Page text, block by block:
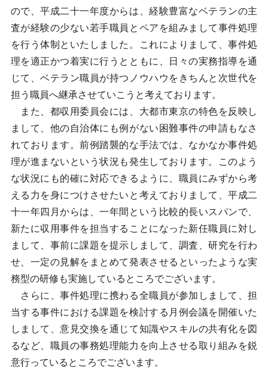
ので、平成二十一年度からは、経験豊富なベテランの主
査が経験の少ない若手職員とペアを組みまして事件処理
を行う体制といたしました。これによりまして、事件処
理を適正かつ着実に行うとともに、日々の実務指導を通
じて、ベテラン職員が持つノウハウをきちんと次世代を
担う職員へ継承させていこうと考えております。
また、都収用委員会には、大都市東京の特色を反映し
まして、他の自治体にも例がない困難事件の申請もなさ
れております。前例踏襲的な手法では、なかなか事件処
理が進まないという状況も発生しております。このよう
な状況にも的確に対応できるように、職員にみずから考
える力を身につけさせたいと考えておりまして、平成二
十一年四月からは、一年間という比較的長いスパンで、
新たに収用事件を担当することになった新任職員に対し
まして、事前に課題を提示しまして、調査、研究を行わ
せ、一定の見解をまとめて発表させるといったような実
務型の研修も実施しているところでございます。
さらに、事件処理に携わる全職員が参加しまして、担
当する事件における課題を検討する月例会議を開催いた
しまして、意見交換を通じて知識やスキルの共有化を図
るなど、職員の事務処理能力を向上させる取り組みを鋭
意行っているところでございます。